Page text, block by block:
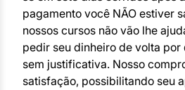
pagamento você NÃO estiver
nossos cursos não vão lhe
pedir seu dinheiro de volta por
sem justificativa. Nosso
satisfação, possibilitando seu